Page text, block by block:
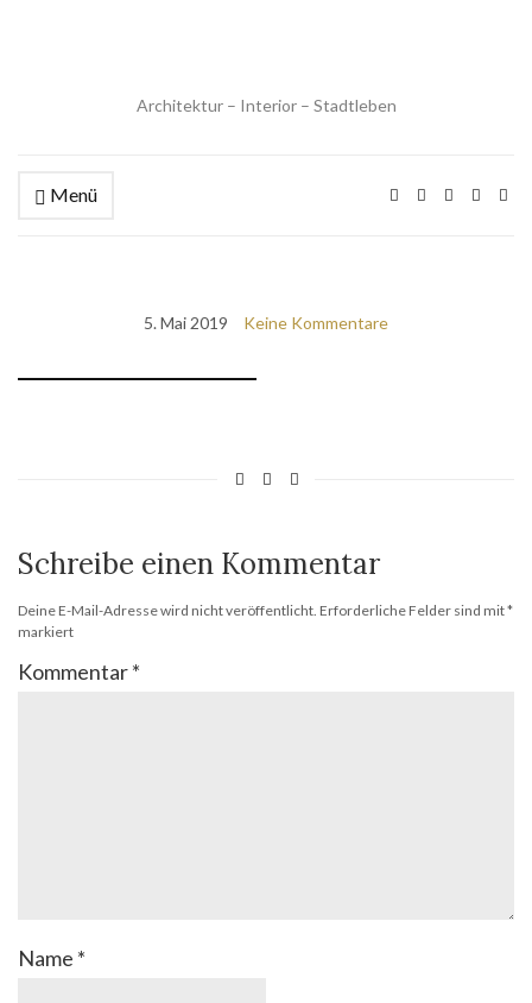
Architektur – Interior – Stadtleben
Menü
5. Mai 2019 Keine Kommentare
Schreibe einen Kommentar
Deine E-Mail-Adresse wird nicht veröffentlicht. Erforderliche Felder sind mit*
markiert
Kommentar*
Name *